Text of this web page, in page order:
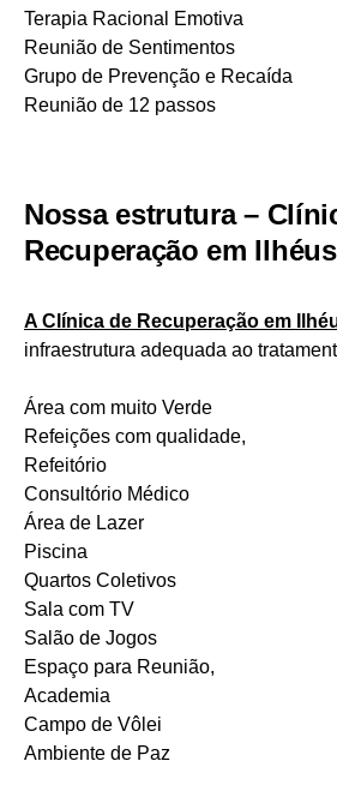
Terapia Racional Emotiva
Reunião de Sentimentos
Grupo de Prevenção e Recaída
Reunião de 12 passos
Nossa estrutura –
Recuperação em
A Clínica de Recuperação em
infraestrutura adequada ao
Área com muito Verde
Refeições com qualidade,
Refeitório
Consultório Médico
Área de Lazer
Piscina
Quartos Coletivos
Sala com TV
Salão de Jogos
Espaço para Reunião,
Academia
Campo de Vôlei
Ambiente de Paz